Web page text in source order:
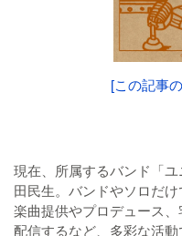
[この記事
現在、所属するバンド「
田民生。バンドやソロだ
楽曲提供やプロデュース
配信するなど、多彩な活